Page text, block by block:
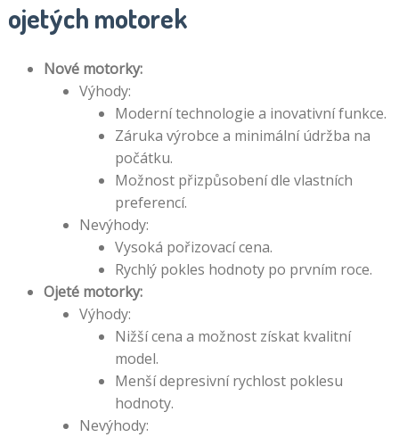
ojetých motorek
Nové motorky:
Výhody:
Moderní technologie a inovativní funkce.
Záruka výrobce a minimální údržba na
počátku.
Možnost přizpůsobení dle vlastních
preferencí.
Nevýhody:
Vysoká pořizovací cena.
Rychlý pokles hodnoty po prvním roce.
Ojeté motorky:
Výhody:
Nižší cena a možnost získat kvalitní
model.
Menší depresivní rychlost poklesu
hodnoty.
Nevýhody: